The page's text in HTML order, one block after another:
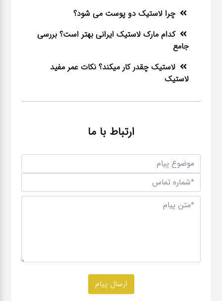
چرا لاستیک دو پوست می شود؟
کدام مارک لاستیک ایرانی بهتر است؟ بررسی
جامع
لاستیک چقدر کار میکند؟ نکات عمر مفید
لاستیک
ارتباط با ما